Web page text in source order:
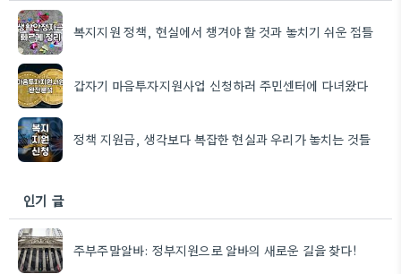
복지지원 정책, 현실에서 챙겨야 할 것과 놓치기 쉬운 점들
갑자기 마음투자지원사업 신청하러 주민센터에 다녀왔다
정책 지원금, 생각보다 복잡한 현실과 우리가 놓치는 것들
인기 글
주부주말알바: 정부지원으로 알바의 새로운 길을 찾다!